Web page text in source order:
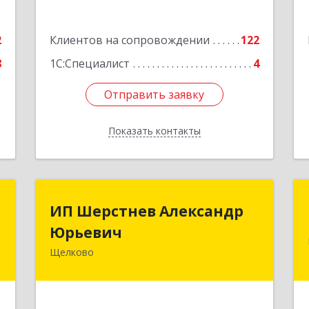
Клиентов на сопровождении
122
1С:Специалист
4
Отправить заявку
Показать контакты
Отправить заявку
Назад
ИП Шерстнев Александр
Юрьевич
Щелково
Юрьевич
141180, Московская обл, Щелковский